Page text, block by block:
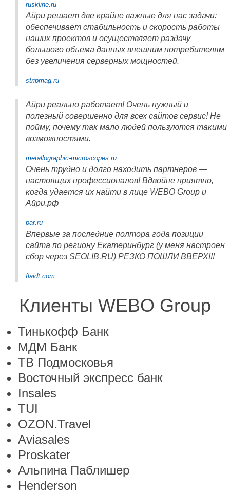
ruskline.ru
Айри решает две крайне важные для нас задачи:
обеспечивает стабильность и скорость работы
наших проектов и осуществляет раздачу
большого объема данных внешним потребителям
без увеличения серверных мощностей.
stripmag.ru
Айри реально работает! Очень нужный и
полезный совершенно для всех сайтов сервис! Не
пойму, почему так мало людей пользуются такими
возможностями.
metallographic-microscopes.ru
Очень трудно и долго находить партнеров —
настоящих профессионалов! Вдвойне приятно,
когда удается их найти в лице WEBO Group и
Айри.рф
par.ru
Впервые за последние полтора года позиции
сайта по региону Екатеринбург (у меня настроен
сбор через SEOLIB.RU) РЕЗКО ПОШЛИ ВВЕРХ!!!
flaidt.com
Клиенты WEBO Group
Тинькофф Банк
МДМ Банк
ТВ Подмосковья
Восточный экспресс банк
Insales
TUI
OZON.Travel
Aviasales
Proskater
Альпина Паблишер
Henderson